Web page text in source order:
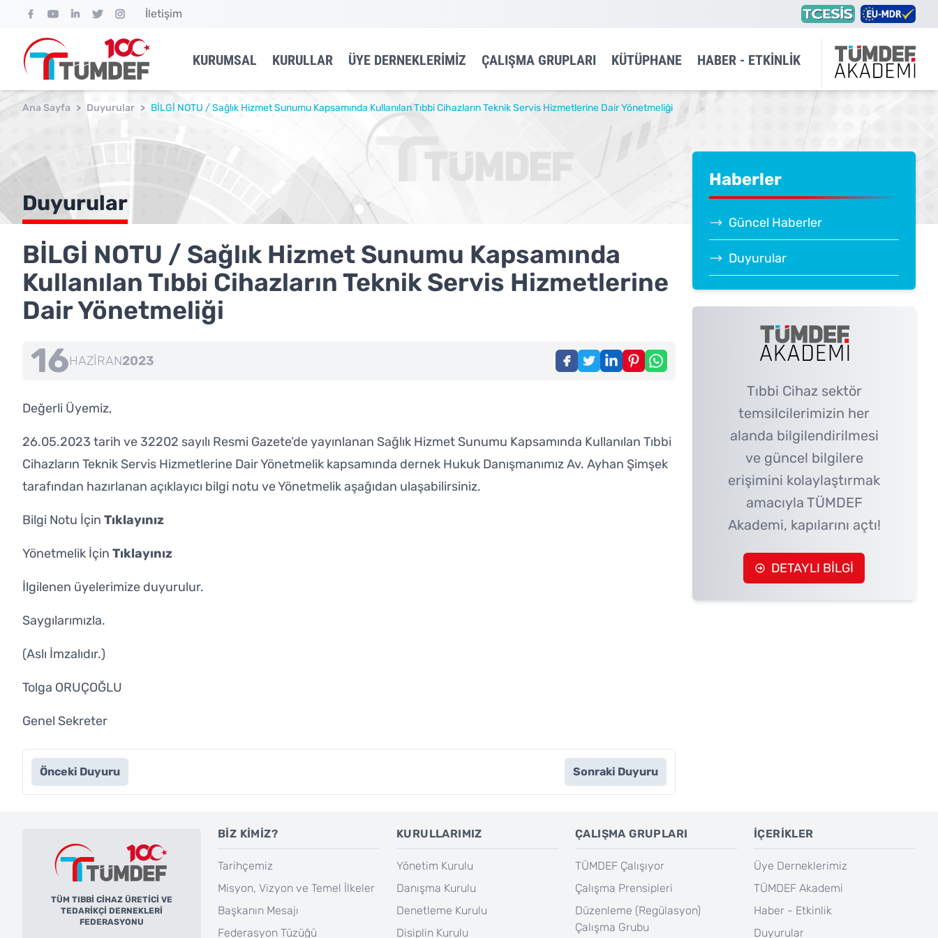
İletişim
KURUMSAL KURULLAR ÜYE DERNEKLERIMIZ ÇALIŞMA GRUPLARI KÜTÜPHANE HABER - ETKINLIK
Ana Sayfa > Duyurular > BİLGİ NOTU / Sağlık Hizmet Sunumu Kapsamında Kullanılan Tıbbi Cihazların Teknik Servis Hizmetlerine Dair Yönetmeliği
Duyurular
BİLGİ NOTU / Sağlık Hizmet Sunumu Kapsamında
Kullanılan Tıbbi Cihazların Teknik Servis Hizmetlerine
Dair Yönetmeliği
16HAZIRAN2023
Değerli Üyemiz,
26.05.2023 tarih ve 32202 sayılı Resmi Gazete’de yayınlanan Sağlık Hizmet Sunumu Kapsamında Kullanılan Tıbbi
Cihazların Teknik Servis Hizmetlerine Dair Yönetmelik kapsamında dernek Hukuk Danışmanımız Av. Ayhan Şimşek
tarafından hazırlanan açıklayıcı bilgi notu ve Yönetmelik aşağıdan ulaşabilirsiniz.
Bilgi Notu İçin Tıklayınız
Yönetmelik İçin Tıklayınız
İlgilenen üyelerimize duyurulur.
Saygılarımızla.
(Aslı İmzalıdır.)
Tolga ORUÇOĞLU
Genel Sekreter
Önceki Duyuru Sonraki Duyuru
Haberler
Güncel Haberler
Duyurular
Tıbbi Cihaz sektör
temsilcilerimizin her
alanda bilgilendirilmesi
ve güncel bilgilere
erişimini kolaylaştırmak
amacıyla TÜMDEF
Akademi, kapılarını açtı!
DETAYLI BİLGİ
TÜM TIBBİ CİHAZ ÜRETİCİ VE
TEDARİKÇİ DERNEKLERİ
FEDERASYONU
BİZ KİMİZ?
Tarihçemiz
Misyon, Vizyon ve Temel İlkeler
Başkanın Mesajı
Federasyon Tüzüğü
KURULLARIMIZ
Yönetim Kurulu
Danışma Kurulu
Denetleme Kurulu
Disiplin Kurulu
ÇALIŞMA GRUPLARI
TÜMDEF Çalışıyor
Çalışma Prensipleri
Düzenleme (Regülasyon)
Çalışma Grubu
İÇERİKLER
Üye Derneklerimiz
TÜMDEF Akademi
Haber - Etkinlik
Duyurular